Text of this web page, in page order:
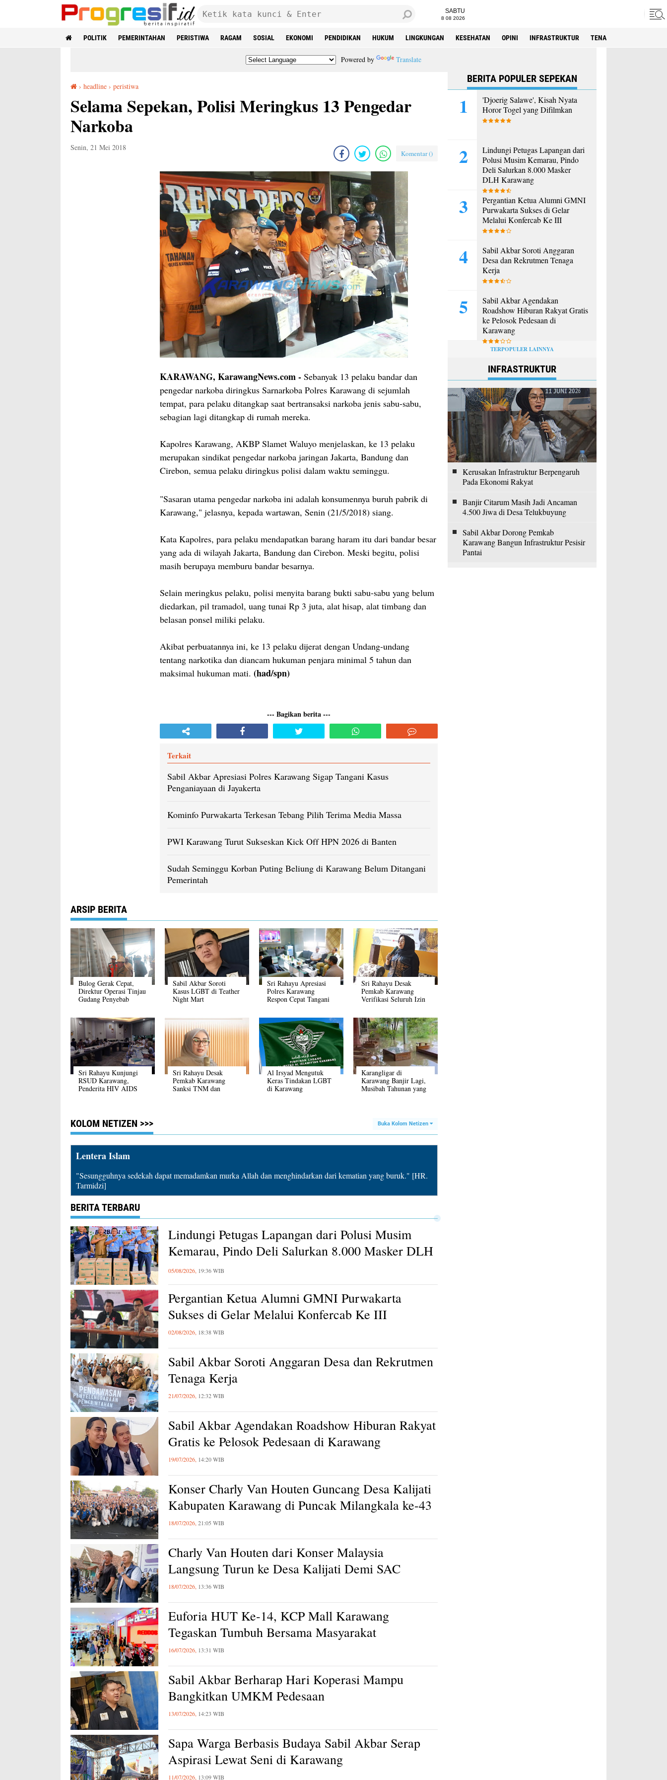
SABTU
8 08 2026
POLITIK PEMERINTAHAN PERISTIWA RAGAM SOSIAL EKONOMI PENDIDIKAN HUKUM LINGKUNGAN KESEHATAN OPINI INFRASTRUKTUR TENAGA KERJA
Powered by Translate
› headline › peristiwa
Selama Sepekan, Polisi Meringkus 13 Pengedar
Narkoba
Senin, 21 Mei 2018
Komentar ()
KARAWANG, KarawangNews.com - Sebanyak 13 pelaku bandar dan
pengedar narkoba diringkus Sarnarkoba Polres Karawang di sejumlah
tempat, para pelaku ditangkap saat bertransaksi narkoba jenis sabu-sabu,
sebagian lagi ditangkap di rumah mereka.
Kapolres Karawang, AKBP Slamet Waluyo menjelaskan, ke 13 pelaku
merupakan sindikat pengedar narkoba jaringan Jakarta, Bandung dan
Cirebon, semua pelaku diringkus polisi dalam waktu seminggu.
"Sasaran utama pengedar narkoba ini adalah konsumennya buruh pabrik di
Karawang," jelasnya, kepada wartawan, Senin (21/5/2018) siang.
Kata Kapolres, para pelaku mendapatkan barang haram itu dari bandar besar
yang ada di wilayah Jakarta, Bandung dan Cirebon. Meski begitu, polisi
masih berupaya memburu bandar besarnya.
Selain meringkus pelaku, polisi menyita barang bukti sabu-sabu yang belum
diedarkan, pil tramadol, uang tunai Rp 3 juta, alat hisap, alat timbang dan
belasan ponsel miliki pelaku.
Akibat perbuatannya ini, ke 13 pelaku dijerat dengan Undang-undang
tentang narkotika dan diancam hukuman penjara minimal 5 tahun dan
maksimal hukuman mati. (had/spn)
--- Bagikan berita ---
Terkait
Sabil Akbar Apresiasi Polres Karawang Sigap Tangani Kasus
Penganiayaan di Jayakerta
Kominfo Purwakarta Terkesan Tebang Pilih Terima Media Massa
PWI Karawang Turut Sukseskan Kick Off HPN 2026 di Banten
Sudah Seminggu Korban Puting Beliung di Karawang Belum Ditangani
Pemerintah
ARSIP BERITA
Bulog Gerak Cepat,
Direktur Operasi Tinjau
Gudang Penyebab
Sabil Akbar Soroti
Kasus LGBT di Teather
Night Mart
Sri Rahayu Apresiasi
Polres Karawang
Respon Cepat Tangani
Sri Rahayu Desak
Pemkab Karawang
Verifikasi Seluruh Izin
Sri Rahayu Kunjungi
RSUD Karawang,
Penderita HIV AIDS
Sri Rahayu Desak
Pemkab Karawang
Sanksi TNM dan
Al Irsyad Mengutuk
Keras Tindakan LGBT
di Karawang
Karangligar di
Karawang Banjir Lagi,
Musibah Tahunan yang
KOLOM NETIZEN >>> Buka Kolom Netizen
Lentera Islam
"Sesungguhnya sedekah dapat memadamkan murka Allah dan menghindarkan dari kematian yang buruk." [HR.
Tarmidzi]
BERITA TERBARU
Lindungi Petugas Lapangan dari Polusi Musim
Kemarau, Pindo Deli Salurkan 8.000 Masker DLH
Karawang
05/08/2026, 19:36 WIB
Pergantian Ketua Alumni GMNI Purwakarta
Sukses di Gelar Melalui Konfercab Ke III
02/08/2026, 18:38 WIB
Sabil Akbar Soroti Anggaran Desa dan Rekrutmen
Tenaga Kerja
21/07/2026, 12:32 WIB
Sabil Akbar Agendakan Roadshow Hiburan Rakyat
Gratis ke Pelosok Pedesaan di Karawang
19/07/2026, 14:20 WIB
Konser Charly Van Houten Guncang Desa Kalijati
Kabupaten Karawang di Puncak Milangkala ke-43
18/07/2026, 21:05 WIB
Charly Van Houten dari Konser Malaysia
Langsung Turun ke Desa Kalijati Demi SAC
18/07/2026, 13:36 WIB
Euforia HUT Ke-14, KCP Mall Karawang
Tegaskan Tumbuh Bersama Masyarakat
16/07/2026, 13:31 WIB
Sabil Akbar Berharap Hari Koperasi Mampu
Bangkitkan UMKM Pedesaan
13/07/2026, 14:23 WIB
Sapa Warga Berbasis Budaya Sabil Akbar Serap
Aspirasi Lewat Seni di Karawang
11/07/2026, 13:09 WIB
BERITA POPULER SEPEKAN
'Djoerig Salawe', Kisah Nyata
Horor Togel yang Difilmkan
Lindungi Petugas Lapangan dari
Polusi Musim Kemarau, Pindo
Deli Salurkan 8.000 Masker
DLH Karawang
Pergantian Ketua Alumni GMNI
Purwakarta Sukses di Gelar
Melalui Konfercab Ke III
Sabil Akbar Soroti Anggaran
Desa dan Rekrutmen Tenaga
Kerja
Sabil Akbar Agendakan
Roadshow Hiburan Rakyat Gratis
ke Pelosok Pedesaan di
Karawang
TERPOPULER LAINNYA
INFRASTRUKTUR
Kerusakan Infrastruktur Berpengaruh
Pada Ekonomi Rakyat
Banjir Citarum Masih Jadi Ancaman
4.500 Jiwa di Desa Telukbuyung
Sabil Akbar Dorong Pemkab
Karawang Bangun Infrastruktur Pesisir
Pantai